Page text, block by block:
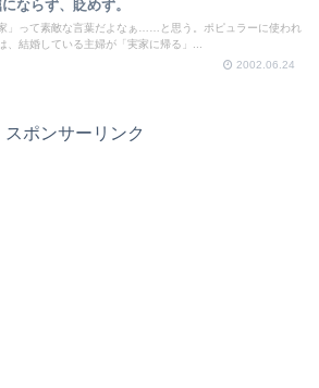
ならず、貶めず。
家」って素敵な言葉だよなぁ……と思う。ポピュラーに使われ
、結婚している主婦が「実家に帰る」...
2002.06.24
スポンサーリンク